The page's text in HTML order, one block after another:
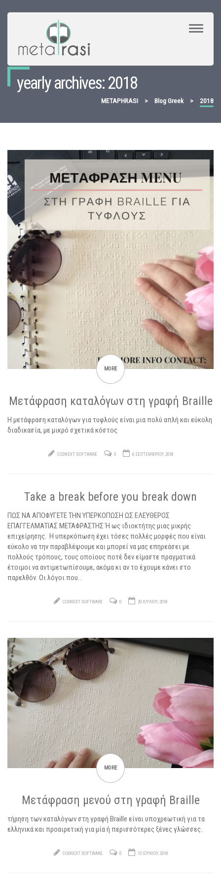
Toggle
yearly archives: 2018
METAPHRASI > Blog Greek > 2018
MORE
Μετάφραση καταλόγων στη γραφή Braille
Η μετάφραση καταλόγων για τυφλούς είναι μια πολύ απλή και εύκολη
διαδικασία, με μικρό σχετικά κόστος
CODNEXT SOFTWARE 0 6 ΣΕΠΤΕΜΒΡΊΟΥ, 2018
Take a break before you break down
ΠΩΣ ΝΑ ΑΠΟΦΥΓΕΤΕ ΤΗΝ ΥΠΕΡΚΟΠΩΣΗ ΩΣ ΕΛΕΥΘΕΡΟΣ
ΕΠΑΓΓΕΛΜΑΤΙΑΣ ΜΕΤΑΦΡΑΣΤΗΣ Ή ως ιδιοκτήτης μιας μικρής
επιχείρησης. Η υπερκόπωση έχει τόσες πολλές μορφές που είναι
εύκολο να την παραβλέψουμε και μπορεί να μας επηρεάσει με
πολλούς τρόπους, τους οποίους ποτέ δεν είμαστε πραγματικά
έτοιμοι να αντιμετωπίσουμε, ακόμα κι αν το έχουμε κάνει στο
παρελθόν. Οι λόγοι που…
CODNEXT SOFTWARE 0 20 ΙΟΥΛΊΟΥ, 2018
MORE
Μετάφραση μενού στη γραφή Braille
τήρηση των καταλόγων στη γραφή Braille είναι υποχρεωτική για τα
ελληνικά και προαιρετική για μία ή περισσότερες ξένες γλώσσες.
CODNEXT SOFTWARE 0 15 ΙΟΥΝΊΟΥ, 2018